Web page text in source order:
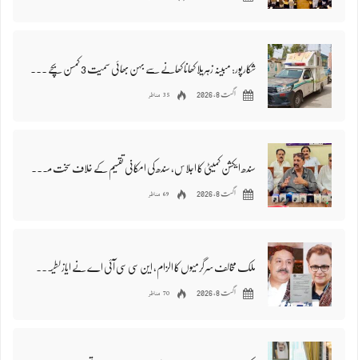
اگست 8, 2026 35 مناظر
اگست 8, 2026 69 مناظر
ملک مخالف سرگرمیوں کا الزام، این سی سی آئی اے نے ایاز لطیف پلیجو اور ریاض چانڈیو طلب کر لیا، سندھ میں تشویش
اگست 8, 2026 70 مناظر